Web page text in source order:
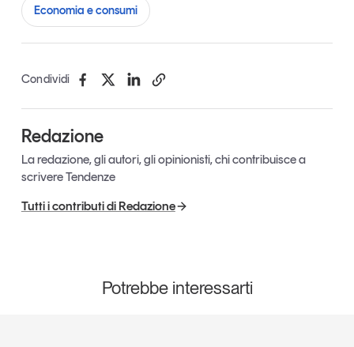
Economia e consumi
Condividi
Redazione
La redazione, gli autori, gli opinionisti, chi contribuisce a
scrivere Tendenze
Tutti i contributi di Redazione
Potrebbe interessarti